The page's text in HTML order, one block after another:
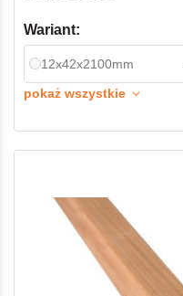
Wariant:
12x42x2100mm
pokaż wszystkie